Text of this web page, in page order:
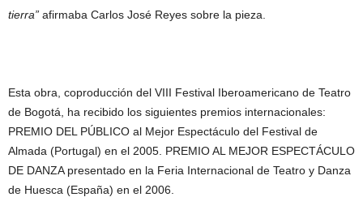
tierra” afirmaba Carlos José Reyes sobre la pieza.
Esta obra, coproducción del VIII Festival Iberoamericano de Teatro
de Bogotá, ha recibido los siguientes premios internacionales:
PREMIO DEL PÚBLICO al Mejor Espectáculo del Festival de
Almada (Portugal) en el 2005. PREMIO AL MEJOR ESPECTÁCULO
DE DANZA presentado en la Feria Internacional de Teatro y Danza
de Huesca (España) en el 2006.